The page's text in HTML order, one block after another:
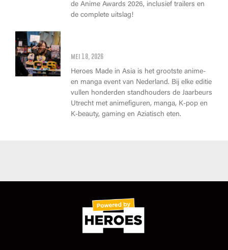
de Anime Awards 2026, inclusief trailers en
de complete uitslag!
mei 18, 2026
Heroes Made in Asia is het grootste anime-
en manga event van Nederland. Bij elke editie
vullen honderden standhouders de Jaarbeurs
Utrecht met animefiguren, manga, K-pop en
K-beauty, gaming en Aziatisch eten.